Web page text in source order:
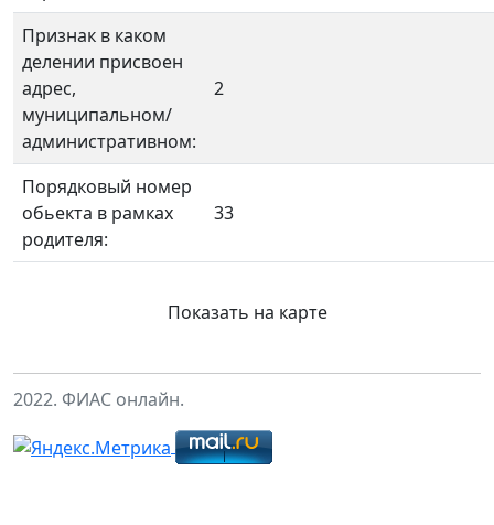
Признак в каком
делении присвоен
адрес,
муниципальном/
административном:
2
Порядковый номер
обьекта в рамках
родителя:
33
Показать на карте
2022. ФИАС онлайн.